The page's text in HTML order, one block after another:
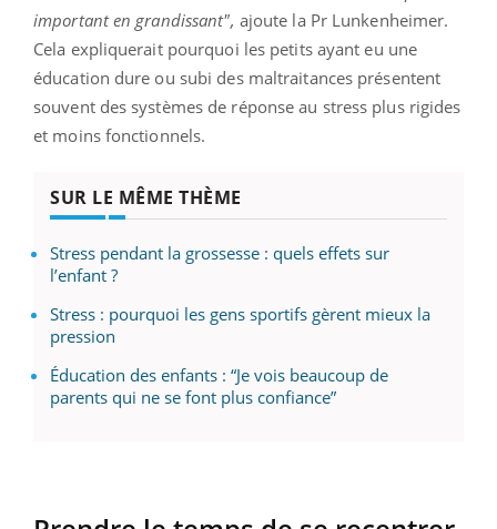
important en grandissant", ajoute la Pr Lunkenheimer.
Cela expliquerait pourquoi les petits ayant eu une
éducation dure ou subi des maltraitances présentent
souvent des systèmes de réponse au stress plus rigides
et moins fonctionnels.
SUR LE MÊME THÈME
Stress pendant la grossesse : quels effets sur
l’enfant ?
Stress : pourquoi les gens sportifs gèrent mieux la
pression
Éducation des enfants : “Je vois beaucoup de
parents qui ne se font plus confiance”